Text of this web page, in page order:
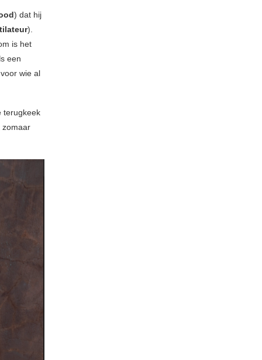
) dat hij
).
is het
een
wie al
terugkeek
zomaar